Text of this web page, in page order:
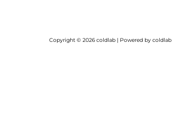
Copyright © 2026 coldlab | Powered by coldlab